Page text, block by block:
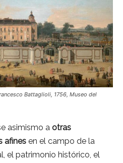
Battaglioli, 1756, Museo del
asimismo a otras
afines en el campo de la
el patrimonio histórico, el